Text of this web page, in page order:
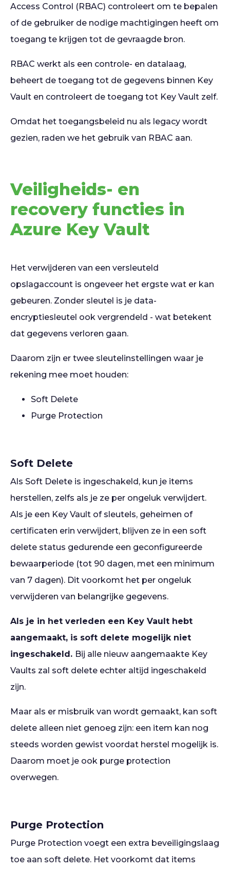
Access Control (RBAC) controleert om te bepalen
of de gebruiker de nodige machtigingen heeft om
toegang te krijgen tot de gevraagde bron.
RBAC werkt als een controle- en datalaag,
beheert de toegang tot de gegevens binnen Key
Vault en controleert de toegang tot Key Vault zelf.
Omdat het toegangsbeleid nu als legacy wordt
gezien, raden we het gebruik van RBAC aan.
Veiligheids- en
recovery functies in
Azure Key Vault
Het verwijderen van een versleuteld
opslagaccount is ongeveer het ergste wat er kan
gebeuren. Zonder sleutel is je data-
encryptiesleutel ook vergrendeld - wat betekent
dat gegevens verloren gaan.
Daarom zijn er twee sleutelinstellingen waar je
rekening mee moet houden:
Soft Delete
Purge Protection
Soft Delete
Als Soft Delete is ingeschakeld, kun je items
herstellen, zelfs als je ze per ongeluk verwijdert.
Als je een Key Vault of sleutels, geheimen of
certificaten erin verwijdert, blijven ze in een soft
delete status gedurende een geconfigureerde
bewaarperiode (tot 90 dagen, met een minimum
van 7 dagen). Dit voorkomt het per ongeluk
verwijderen van belangrijke gegevens.
Als je in het verleden een Key Vault hebt
aangemaakt, is soft delete mogelijk niet
ingeschakeld. Bij alle nieuw aangemaakte Key
Vaults zal soft delete echter altijd ingeschakeld
zijn.
Maar als er misbruik van wordt gemaakt, kan soft
delete alleen niet genoeg zijn: een item kan nog
steeds worden gewist voordat herstel mogelijk is.
Daarom moet je ook purge protection
overwegen.
Purge Protection
Purge Protection voegt een extra beveiligingslaag
toe aan soft delete. Het voorkomt dat items